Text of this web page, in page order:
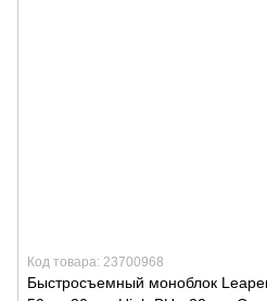
Код товара: 23700968
Быстросъемный моноблок